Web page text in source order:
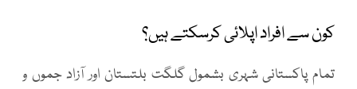
کون سے افراد اپلائی کرسکتے ہیں؟
تمام پاکستانی شہری بشمول گلگت بلتستان اور آزاد جموں و